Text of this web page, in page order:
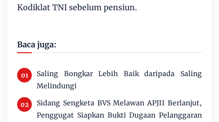
Kodiklat TNI sebelum pensiun.
Baca juga:
Saling Bongkar Lebih Baik daripada Saling
Melindungi
Sidang Sengketa BVS Melawan APJII Berlanjut,
Penggugat Siapkan Bukti Dugaan Pelanggaran